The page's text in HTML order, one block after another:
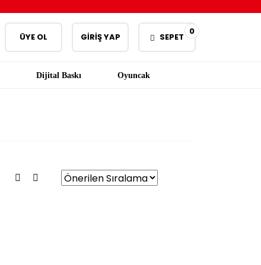
ÜYE OL GİRİŞ YAP SEPET
0
Dijital Baskı Oyuncak